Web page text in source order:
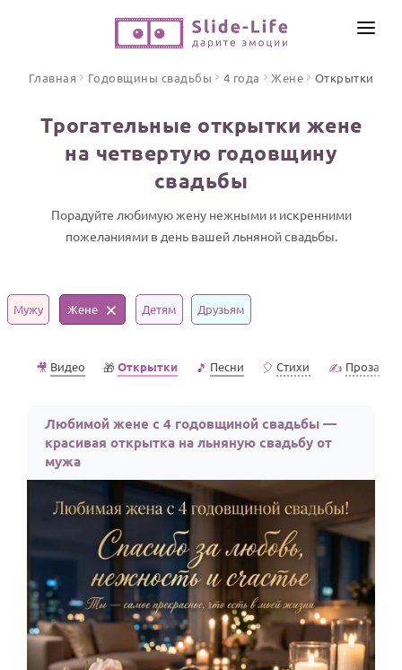
ПО ФОРМАТУ
Видео поздравления
Песни поздравления
Открытки
ПРАЗДНИКИ
Юбилей
Годовщина свадьбы
Календарь праздников
КОМУ
Мужчине
Маме
Папе
Детям
ИНСТРУМЕНТЫ
ЦЕНЫ
Главная Годовщины свадьбы 4 года Жене Открытки
Трогательные открытки жене
на четвертую годовщину
свадьбы
Порадуйте любимую жену нежными и искренними
пожеланиями в день вашей льняной свадьбы.
Мужу Жене Детям Друзьям
🎥 Видео 🎁Открытки 🎵 Песни 🎈 Стихи ✍️ Проза
Любимой жене с 4 годовщиной свадьбы —
красивая открытка на льняную свадьбу от
мужа